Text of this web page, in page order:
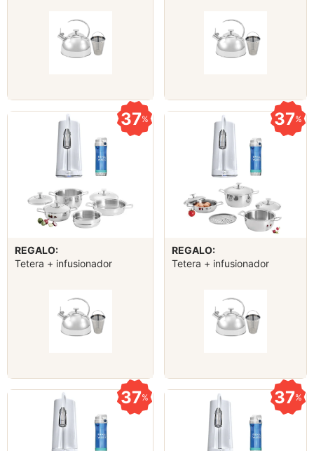
37%
REGALO:
Tetera + infusionador
37%
REGALO:
Tetera + infusionador
37% 37%